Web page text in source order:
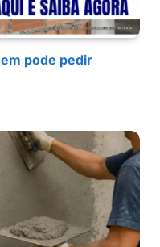
pode pedir